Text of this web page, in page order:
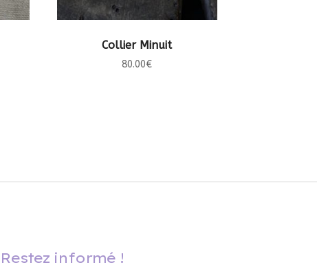
CHOIX DES OPTIONS
Collier Minuit
80.00€
Restez informé !